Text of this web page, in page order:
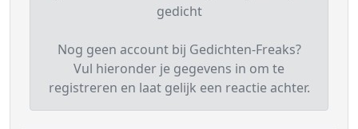
gedicht
Nog geen account bij Gedichten-Freaks?
Vul hieronder je gegevens in om te
registreren en laat gelijk een reactie achter.